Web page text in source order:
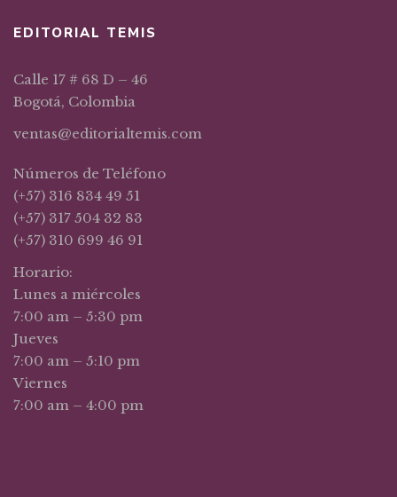
EDITORIAL TEMIS
Calle 17 # 68 D – 46
Bogotá, Colombia
ventas@editorialtemis.com
Números de Teléfono
(+57) 316 834 49 51
(+57) 317 504 32 83
(+57) 310 699 46 91
Horario:
Lunes a miércoles
7:00 am – 5:30 pm
Jueves
7:00 am – 5:10 pm
Viernes
7:00 am – 4:00 pm